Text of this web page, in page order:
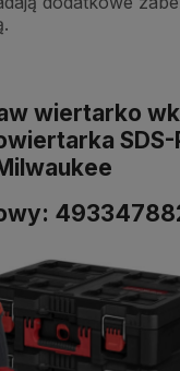
wiertarko
SDS-